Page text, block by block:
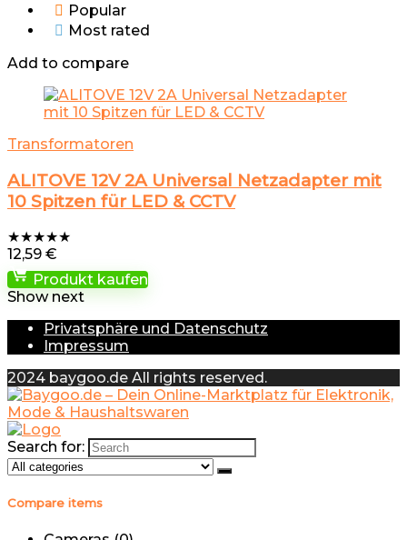
Popular
Most rated
Add to compare
Transformatoren
ALITOVE 12V 2A Universal Netzadapter mit
10 Spitzen für LED & CCTV
★★★★★
12,59 €
Produkt kaufen
Show next
Privatsphäre und Datenschutz
Impressum
2024 baygoo.de All rights reserved.
Search for:
Compare items